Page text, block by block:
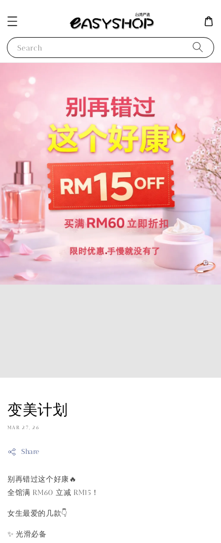
Search
变美计划
MAR 27, 26
Share
别再错过这个好康🔥
全馆满 RM60 立减 RM15！
女生最爱的几款👇
✨ 光滑必备